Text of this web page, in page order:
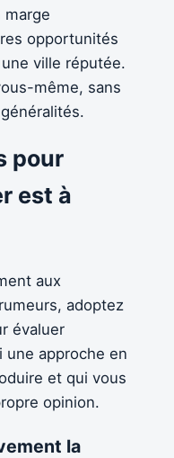
opportunités
ville réputée.
même, sans
pour
est à
aux
adoptez
évaluer
une approche en
et qui vous
opinion.
la